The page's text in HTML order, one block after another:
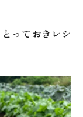
っておきレシ